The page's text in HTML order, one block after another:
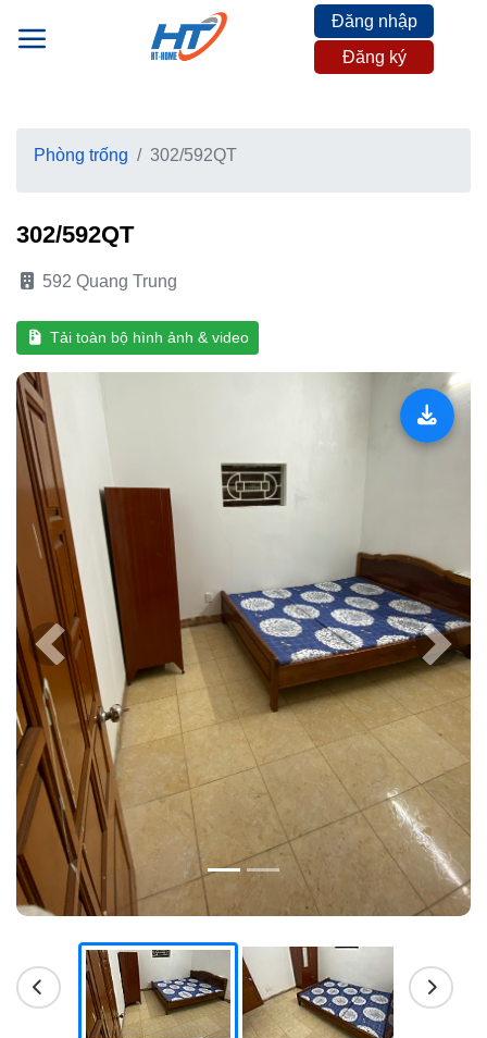
Đăng nhập
Đăng ký
Phòng trống 302/592QT
302/592QT
592 Quang Trung
Tải toàn bộ hình ảnh & video
Previous Next